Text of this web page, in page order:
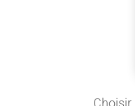
Choisir